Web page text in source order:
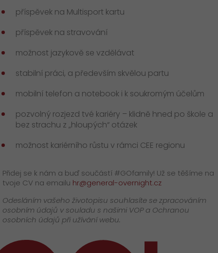
příspěvek na Multisport kartu
příspěvek na stravování
možnost jazykově se vzdělávat
stabilní práci, a především skvělou partu
mobilní telefon a notebook i k soukromým účelům
pozvolný rozjezd tvé kariéry – klidně hned po škole a
bez strachu z „hloupých“ otázek
možnost kariérního růstu v rámci CEE regionu
Přidej se k nám a buď součástí #GOfamily! Už se těšíme na
tvoje CV na emailu hr@general-overnight.cz
Odesláním vašeho životopisu souhlasíte se zpracováním
osobním údajů v souladu s našimi VOP a Ochranou
osobních údajů při užívání webu.